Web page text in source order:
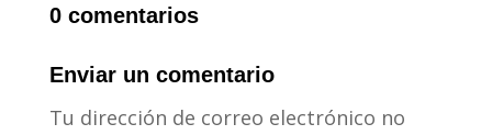
0 comentarios
Enviar un comentario
Tu dirección de correo electrónico no